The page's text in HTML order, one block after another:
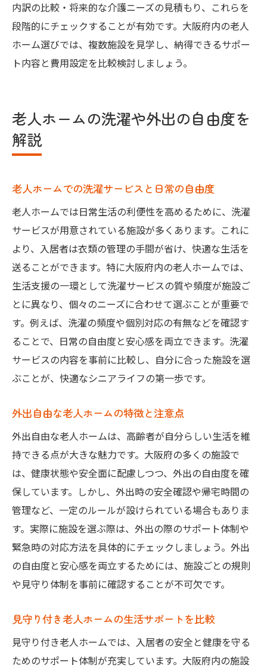
内訳の比較・将来的な介護ニーズの見積もり、これらを
段階的にチェックすることが有効です。大阪府内の老人
ホーム選びでは、複数施設を見学し、納得できるサポー
ト内容と費用設定を比較検討しましょう。
老人ホームの洗濯や外出の自由度を
解説
老人ホームでの洗濯サービスと日常の自由度
老人ホームでは日常生活の利便性を高めるために、洗濯
サービスが用意されている施設が多くあります。これに
より、入居者は衣類の管理の手間が省け、快適な生活を
送ることができます。特に大阪府内の老人ホームでは、
生活支援の一環として洗濯サービスの質や頻度が施設ご
とに異なり、個々のニーズに合わせて選ぶことが重要で
す。例えば、洗濯の頻度や個別対応の有無などを確認す
ることで、日常の自由度と安心感を両立できます。洗濯
サービスの内容を事前に比較し、自分に合った施設を選
ぶことが、快適なシニアライフの第一歩です。
外出自由な老人ホームの特徴と注意点
外出自由な老人ホームは、高齢者が自分らしい生活を維
持できる点が大きな魅力です。大阪府の多くの施設で
は、健康状態や安全面に配慮しつつ、外出の自由度を確
保しています。しかし、外出時の安全確認や帰宅時間の
管理など、一定のルールが設けられている場合もありま
す。実際に施設を選ぶ際は、外出の際のサポート体制や
緊急時の対応方法を具体的にチェックしましょう。外出
の自由度と安心感を両立するためには、施設ごとの規則
や見守り体制を事前に確認することが不可欠です。
見守り付き老人ホームの生活サポートを比較
見守り付き老人ホームでは、入居者の安全と健康を守る
ためのサポート体制が充実しています。大阪府内の施設